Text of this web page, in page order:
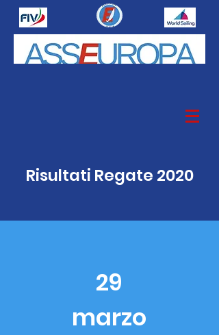
Risultati Regate 2020
29
marzo